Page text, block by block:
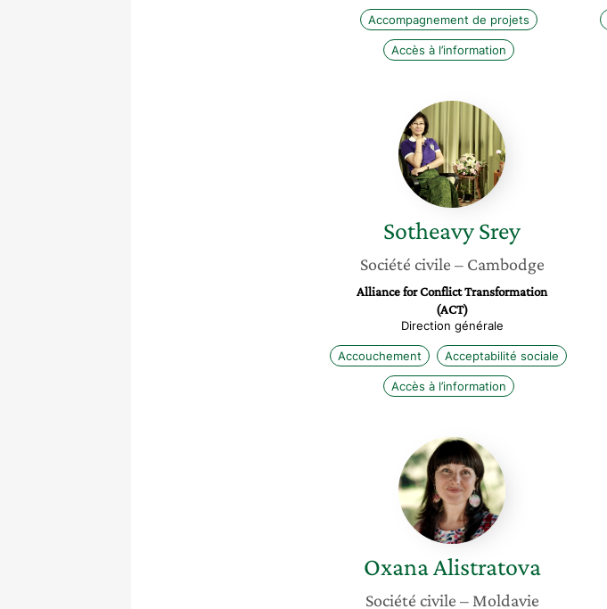
Accompagnement de projets
Accès à l’information
Sotheavy
Srey
SotheavySrey
Société civile – Cambodge
Alliance for Conflict Transformation
(ACT)
Direction générale
Accouchement Acceptabilité sociale
Accès à l’information
Oxana
Alistratova
OxanaAlistratova
Société civile – Moldavie